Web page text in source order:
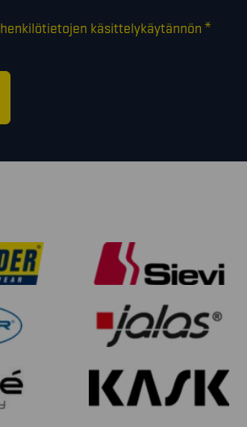
henkilötietojen käsittelykäytännön *